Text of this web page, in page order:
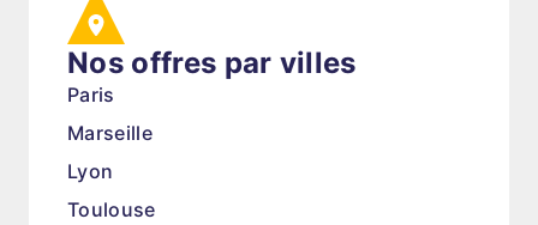
Nos offres par villes
Paris
Marseille
Lyon
Toulouse